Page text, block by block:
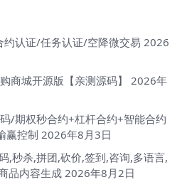
认证/任务认证/空降微交易 2026
商城开源版【亲测源码】
2026年
/期权秒合约+杠杆合约+智能合约
赢控制 2026年8月3日
,秒杀,拼团,砍价,签到,咨询,多语言,
品内容生成 2026年8月2日